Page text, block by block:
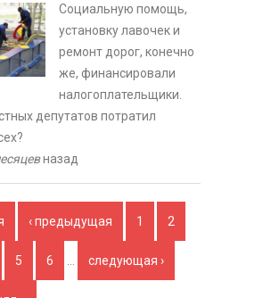
Социальную помощь,
установку лавочек и
ремонт дорог, конечно
же, финансировали
налогоплательщики.
депутатов потратил
назад
‹ предыдущая 1 2
5 6 следующая ›